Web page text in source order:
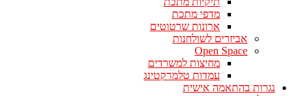
מדפי מתכת
ארונות שרטוטים
אביזרים לשולחנות
Open Space
מחיצות למשרדים
עמדות טלמרקטינג
נגרות בהתאמה אישית